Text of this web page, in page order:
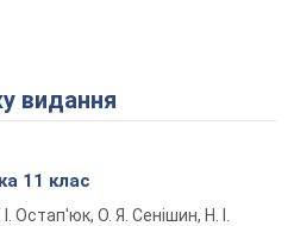
Play Video
видання
11 клас
І. Остап'юк, О. Я. Сенішин, Н. І.